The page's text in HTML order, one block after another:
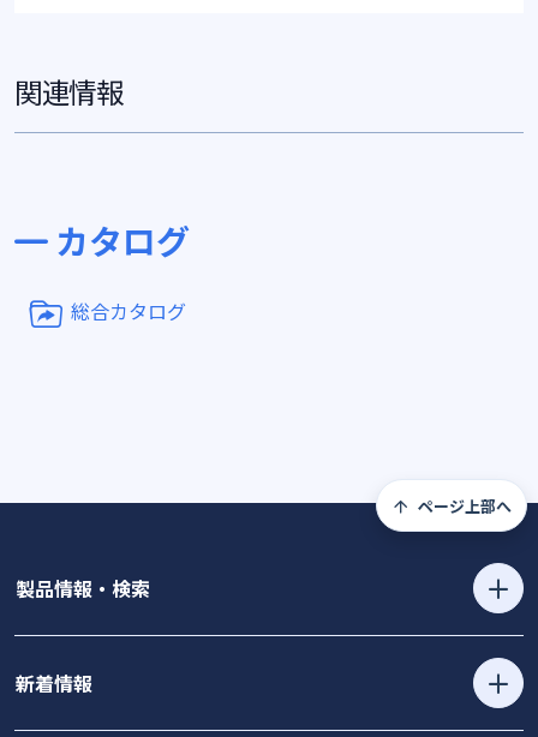
関連情報
カタログ
総合カタログ
ページ上部へ
製品情報・検索
新着情報